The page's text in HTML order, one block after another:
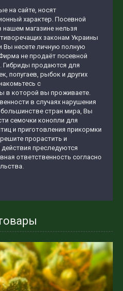
на сайте, носят
характер. Посевной
магазине нельзя
законам Украины
Вы несете личную полную
не продаёт посевной
Гибриды продаются для
попугаев, рыбок и других
с
в которой вы проживаете.
в случаях нарушения
стран мира, Вы
семочки конопли для
и приготовления прикормки
прорастить и
преследуются
ответственность согласно